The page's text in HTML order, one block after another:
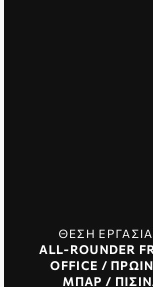
ΘΈΣΗ
ALL-ROUNDER
OFFICE /
ΜΠΑΡ /